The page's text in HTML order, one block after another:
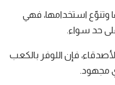
وتنوّع استخدامها، فهي
حد سواء.
فإن اللوفر بالكعب
مجهود.